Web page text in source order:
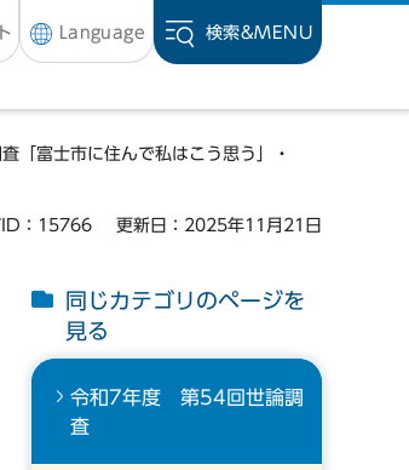
Language 検索&MENU
富士市に住んで私はこう思う」・
ID：15766 更新日：2025年11月21日
同じカテゴリのページを
見る
令和7年度 第54回世論調
査